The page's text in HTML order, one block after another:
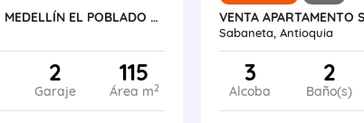
VENTA APARTAMENTO MEDELLÍN EL POBLADO CASTROPOL
2
Garaje
115
Área m2
Sabaneta, Antioquia
3
Alcoba
2
Baño(s)